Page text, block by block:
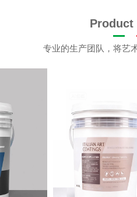
Product
专业的生产团队，将艺